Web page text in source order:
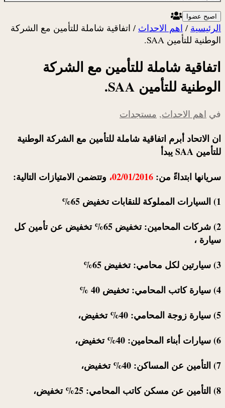
اصبح عضوا
الرئيسية / اهم الاحداث / اتفاقية شاملة للتأمين مع الشركة
الوطنية للتأمين SAA.
اتفاقية شاملة للتأمين مع الشركة
الوطنية للتأمين SAA.
في اهم الاحداث, مستجدات
ان الاتحاد أبرم اتفاقية شاملة للتأمين مع الشركة الوطنية
للتأمين SAA يبدأ
سريانها ابتداءً من: 02/01/2016، وتتضمن الامتيازات التالية:
1) السيارات المملوكة للنقابات تخفيض 65%
2) شركات المحامين: تخفيض 65% تخفيض عن تأمين كل
سيارة ،
3) سيارتين لكل محامي: تخفيض 65%
4) سيارة كاتب المحامي: تخفيض 40 %
5) سيارة زوجة المحامي: 40% تخفيض،
6) سيارات أبناء المحامين: 40% تخفيض،
7) التأمين عن المساكن: 40% تخفيض،
8) التأمين عن مسكن كاتب المحامي: 25% تخفيض،